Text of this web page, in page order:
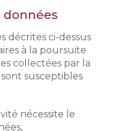
données
décrites ci-dessus
à la poursuite
collectées par la
susceptibles
nécessite le